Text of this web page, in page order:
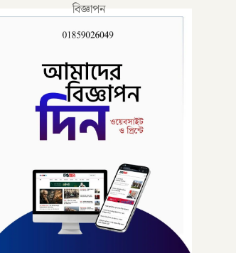
বিজ্ঞাপন